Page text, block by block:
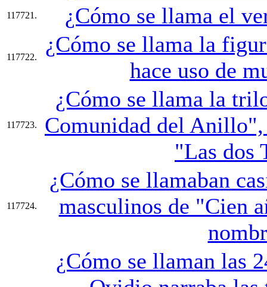
117721. ¿Cómo se llama el
117722.
¿Cómo se llama la
hace uso de
117723.
¿Cómo se llama la
Comunidad del
"Las dos
117724.
¿Cómo se llamaban
masculinos de "Cien
¿Cómo se llaman las